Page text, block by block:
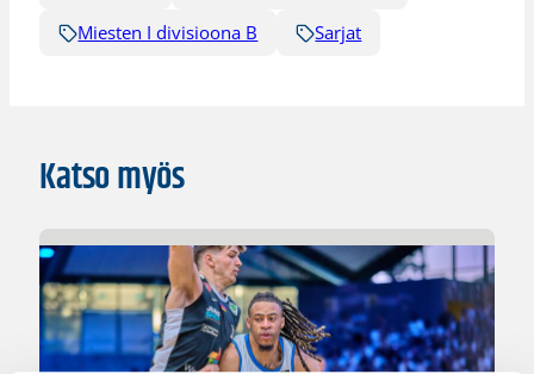
Miesten I divisioona B
Sarjat
Katso myös